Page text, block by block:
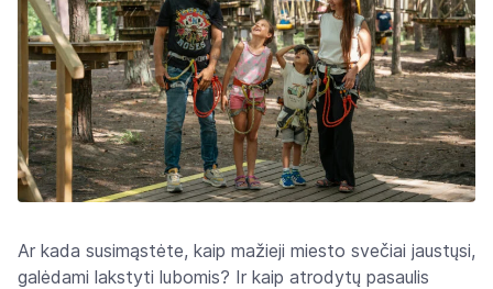
Ar kada susimąstėte, kaip mažieji miesto svečiai jaustųsi,
galėdami lakstyti lubomis? Ir kaip atrodytų pasaulis